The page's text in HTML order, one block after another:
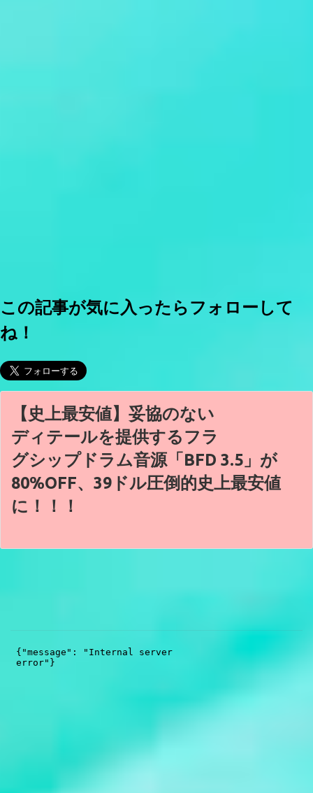
この記事が気に入ったらフォローして
ね！
【史上最安値】妥協のない
ディテールを提供するフラ
グシップドラム音源「BFD 3.5」が
80%OFF、39ドル圧倒的史上最安値
に！！！